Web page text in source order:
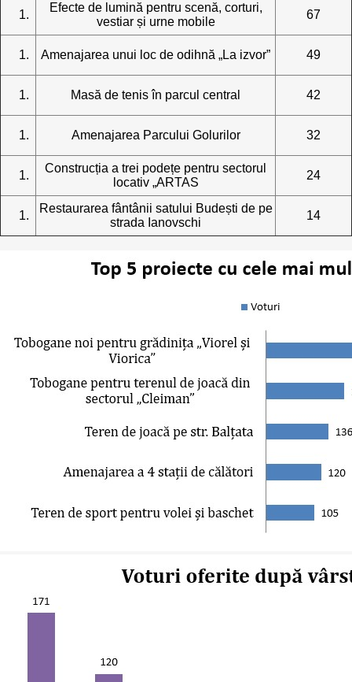
Efecte de lumină pentru scenă, corturi,
vestiar și urne mobile
67
Amenajarea unui loc de odihnă „La izvor” 49
Masă de tenis în parcul central 42
Amenajarea Parcului Golurilor 32
Construcția a trei podețe pentru sectorul
locativ „ARTAS
24
Restaurarea fântânii satului Budești de pe
strada Ianovschi
14